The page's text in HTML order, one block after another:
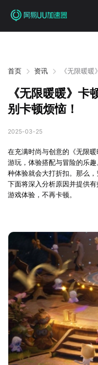
首页 资讯
《无限暖
《无限暖暖》卡
别卡顿烦恼！
2025-03-25
在充满时尚与创意的《无限
游玩，体验搭配与冒险的乐
种体验就会大打折扣。那么
下面将深入分析原因并提供
游戏体验，不再卡顿。